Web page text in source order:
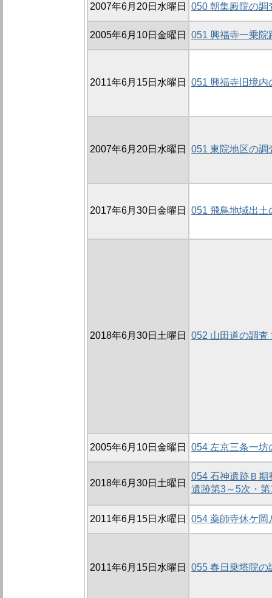
2007年6月20日水曜日 050 朝集殿院の調
2005年6月10日金曜日 051 興福寺一乗院
2011年6月15日水曜日 051 興福寺旧境内
2007年6月20日水曜日 051 東院地区の調
2017年6月30日金曜日 051 飛鳥地域出土
2018年6月30日土曜日 052 山田道の調査
2005年6月10日金曜日 054 左京三条一坊
2018年6月30日土曜日
054 石神遺跡Ｂ期
遺跡第3～5次・
2011年6月15日水曜日 054 薬師寺休ケ岡
2011年6月15日水曜日 055 春日乗塔院の